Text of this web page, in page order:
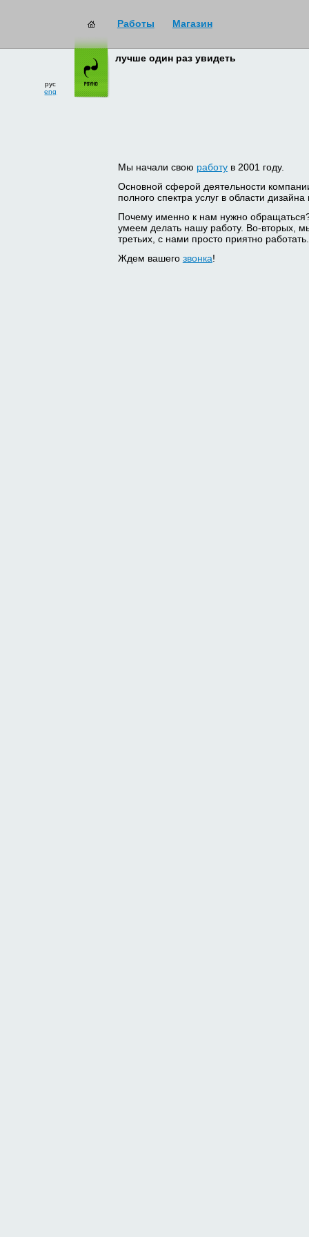
Работы Магазин
рус
eng
лучше один раз увидеть
Мы начали свою работув 2001 году.
Основной сферой деятельности
полного спектра услуг в области
Почему именно к нам нужно
умеем делать нашу работу. Во-вторых,
третьих, с нами просто приятно работать.
Ждем вашего звонка!